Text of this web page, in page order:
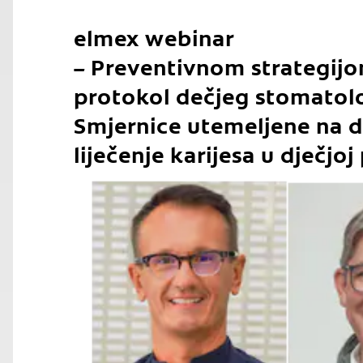
elmex webinar
– Preventivnom
protokol dečjeg
Smjernice utemeljene na
liječenje karijesa u